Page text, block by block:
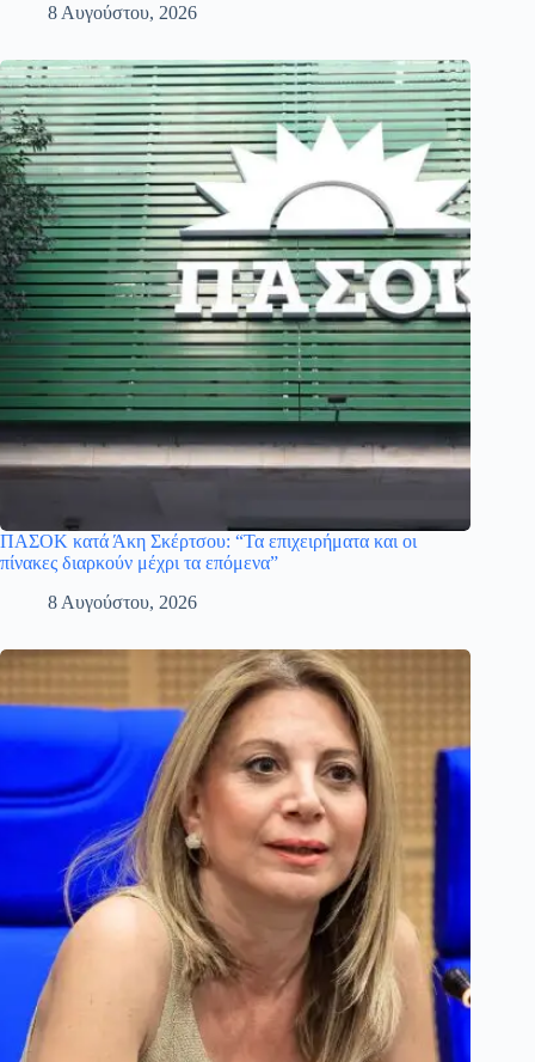
8 Αυγούστου, 2026
ΠΑΣΟΚ κατά Άκη Σκέρτσου: “Τα επιχειρήματα και οι
πίνακες διαρκούν μέχρι τα επόμενα”
8 Αυγούστου, 2026